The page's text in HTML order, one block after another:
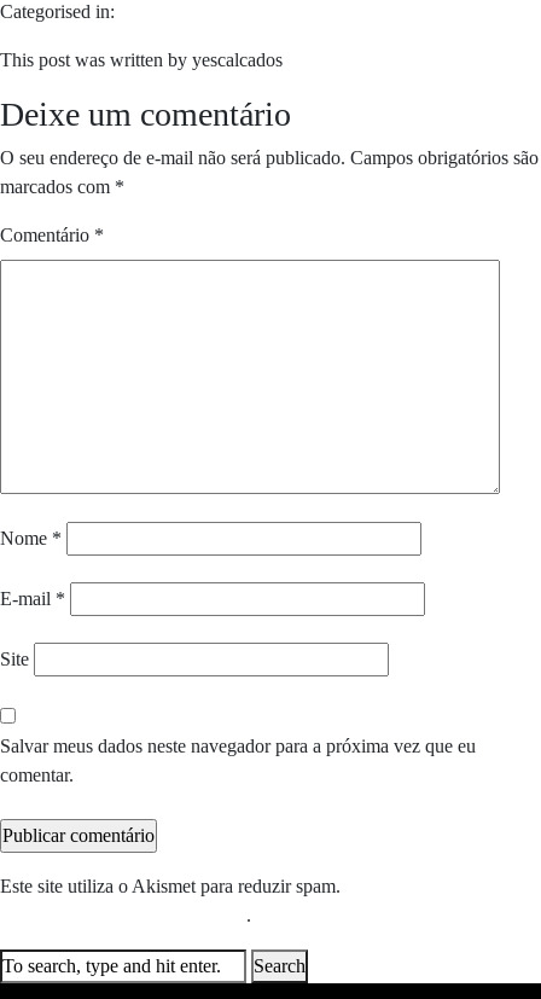
Categorised in:
This post was written by yescalcados
Deixe um comentário
O seu endereço de e-mail não será publicado. Campos obrigatórios são
marcados com *
Comentário *
Nome *
E-mail *
Site
Salvar meus dados neste navegador para a próxima vez que eu
comentar.
Este site utiliza o Akismet para reduzir spam.
.
Search